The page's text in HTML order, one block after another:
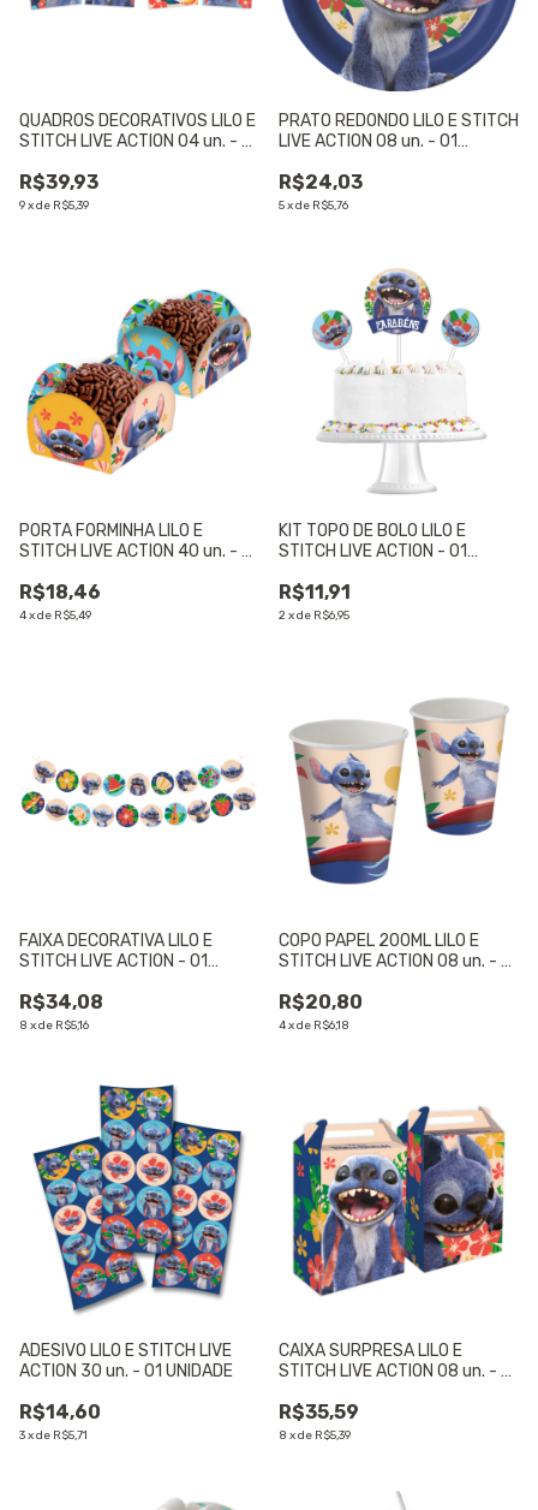
QUADROS DECORATIVOS LILO E
STITCH LIVE ACTION 04 un. - 01
R$39,93
9xde R$5,39
PRATO REDONDO LILO E STITCH
LIVE ACTION 08 un. - 01
R$24,03
5xde R$5,76
PORTA FORMINHA LILO E
STITCH LIVE ACTION 40 un. - 01
R$18,46
4xde R$5,49
KIT TOPO DE BOLO LILO E
STITCH LIVE ACTION - 01
R$11,91
2xde R$6,95
FAIXA DECORATIVA LILO E
STITCH LIVE ACTION - 01
R$34,08
8 xde R$5,16
COPO PAPEL 200ML LILO E
STITCH LIVE ACTION 08 un. - 01
R$20,80
4xde R$6,18
ADESIVO LILO E STITCH LIVE
ACTION 30 un. - 01 UNIDADE
R$14,60
3xde R$5,71
CAIXA SURPRESA LILO E
STITCH LIVE ACTION 08 un. - 01
R$35,59
8 xde R$5,39